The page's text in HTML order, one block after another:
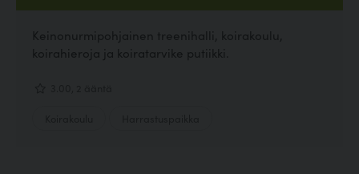
Keinonurmipohjainen treenihalli, koirakoulu,
koirahieroja ja koiratarvike putiikki.